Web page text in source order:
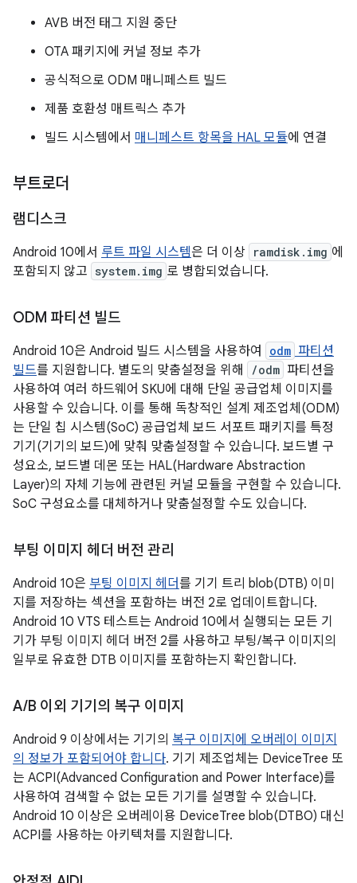
AVB 버전 태그 지원 중단
OTA 패키지에 커널 정보 추가
공식적으로 ODM 매니페스트 빌드
제품 호환성 매트릭스 추가
빌드 시스템에서 매니페스트 항목을 HAL 모듈에 연결
부트로더
램디스크
Android 10에서 루트 파일 시스템은 더 이상 ramdisk.img 에
포함되지 않고 system.img 로 병합되었습니다.
ODM 파티션 빌드
Android 10은 Android 빌드 시스템을 사용하여 odm 파티션
빌드를 지원합니다. 별도의 맞춤설정을 위해 /odm 파티션을
사용하여 여러 하드웨어 SKU에 대해 단일 공급업체 이미지를
사용할 수 있습니다. 이를 통해 독창적인 설계 제조업체(ODM)
는 단일 칩 시스템(SoC) 공급업체 보드 서포트 패키지를 특정
기기(기기의 보드)에 맞춰 맞춤설정할 수 있습니다. 보드별 구
성요소, 보드별 데몬 또는 HAL(Hardware Abstraction
Layer)의 자체 기능에 관련된 커널 모듈을 구현할 수 있습니다.
SoC 구성요소를 대체하거나 맞춤설정할 수도 있습니다.
부팅 이미지 헤더 버전 관리
Android 10은 부팅 이미지 헤더를 기기 트리 blob(DTB) 이미
지를 저장하는 섹션을 포함하는 버전 2로 업데이트합니다.
Android 10 VTS 테스트는 Android 10에서 실행되는 모든 기
기가 부팅 이미지 헤더 버전 2를 사용하고 부팅/복구 이미지의
일부로 유효한 DTB 이미지를 포함하는지 확인합니다.
A/B 이외 기기의 복구 이미지
Android 9 이상에서는 기기의 복구 이미지에 오버레이 이미지
의 정보가 포함되어야 합니다. 기기 제조업체는 DeviceTree 또
는 ACPI(Advanced Configuration and Power Interface)를
사용하여 검색할 수 없는 모든 기기를 설명할 수 있습니다.
Android 10 이상은 오버레이용 DeviceTree blob(DTBO) 대신
ACPI를 사용하는 아키텍처를 지원합니다.